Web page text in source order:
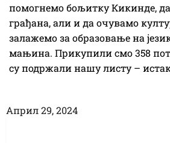
помогнемо бољитку Кикинде,
грађана, али и да очувамо
залажемо за образовање на
мањина. Прикупили смо 358
су подржали нашу листу –
Април 29, 2024